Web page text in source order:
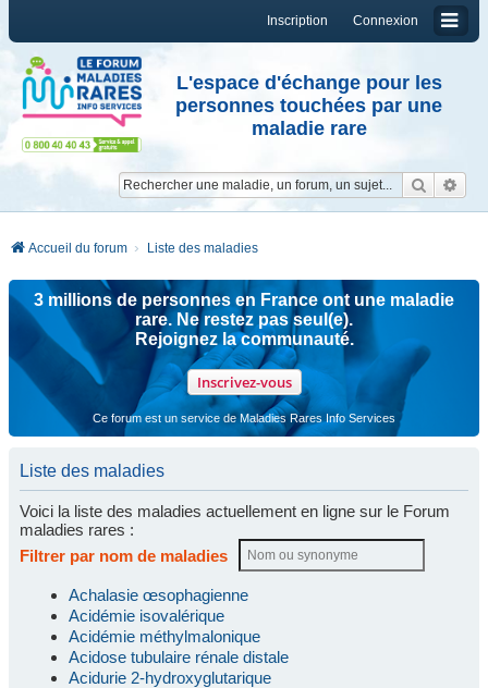
Connexion
Inscription
L'espace d'échange pour les
personnes touchées par une
maladie rare
Accueil du forum Liste des maladies
3 millions de personnes en France ont une maladie
rare. Ne restez pas seul(e).
Rejoignez la communauté.
Inscrivez-vous
Ce forum est un service de Maladies Rares Info Services
Liste des maladies
Voici la liste des maladies actuellement en ligne sur le Forum
maladies rares :
Filtrer par nom de maladies
Achalasie œsophagienne
Acidémie isovalérique
Acidémie méthylmalonique
Acidose tubulaire rénale distale
Acidurie 2-hydroxyglutarique